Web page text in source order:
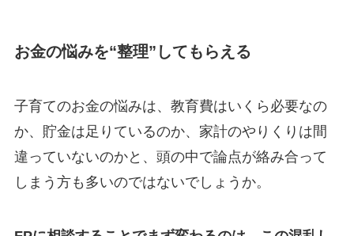
お金の悩みを“整理”してもらえる
子育てのお金の悩みは、教育費はいくら必要なの
か、貯金は足りているのか、家計のやりくりは間
違っていないのかと、頭の中で論点が絡み合って
しまう方も多いのではないでしょうか。